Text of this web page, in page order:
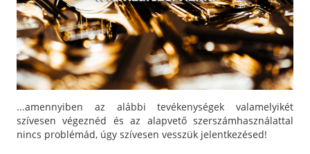
...amennyiben az alábbi tevékenységek valamelyikét
szívesen végeznéd és az alapvető szerszámhasználattal
nincs problémád, úgy szívesen vesszük jelentkezésed!